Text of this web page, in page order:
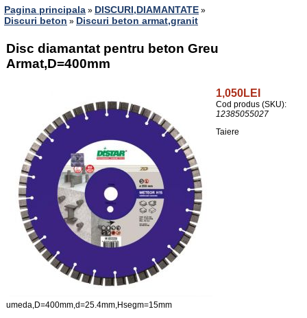
Pagina principala » DISCURI,DIAMANTATE »
Discuri beton » Discuri beton armat,granit
Disc diamantat pentru beton Greu
Armat,D=400mm
1,050LEI
Cod produs (SKU):
12385055027
Taiere
umeda,D=400mm,d=25.4mm,Hsegm=15mm